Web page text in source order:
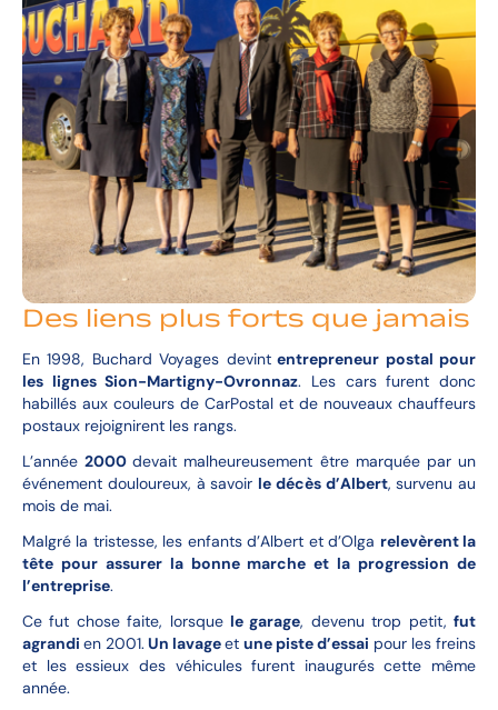
Des liens plus forts que jamais
En 1998, Buchard Voyages devintentrepreneur postal pour
les lignes Sion-Martigny-Ovronnaz. Les cars furent donc
habillés aux couleurs de CarPostal et de nouveaux chauffeurs
postaux rejoignirent les rangs.
L’année2000devait malheureusement être marquée par un
événement douloureux, à savoir le décès d’Albert, survenu au
mois de mai.
Malgré la tristesse, les enfants d’Albert et d’Olga relevèrent la
tête pour assurer la bonne marche et la progression de
l’entreprise.
Ce fut chose faite, lorsque le garage, devenu trop petit,fut
agrandi en 2001. Un lavageet une piste d’essai pour les freins
et les essieux des véhicules furent inaugurés cette même
année.